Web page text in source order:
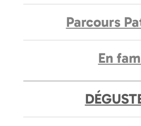
Parcours
En